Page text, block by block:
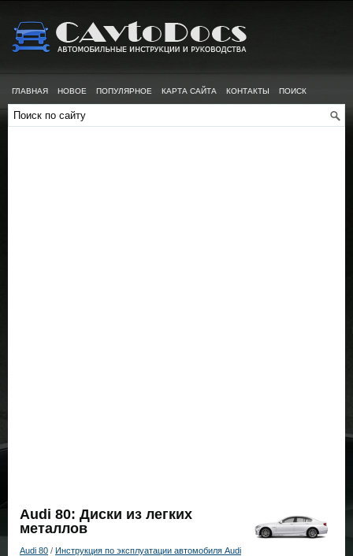
ГЛАВНАЯ НОВОЕ ПОПУЛЯРНОЕ КАРТА САЙТА КОНТАКТЫ ПОИСК
Audi 80: Диски из легких
металлов
Audi 80 / Инструкция по эксплуатации автомобиля Audi